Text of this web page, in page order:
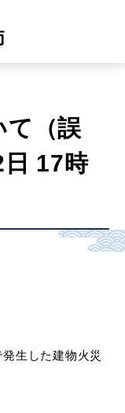
Tagalog
て（誤
17時
生した建物火災